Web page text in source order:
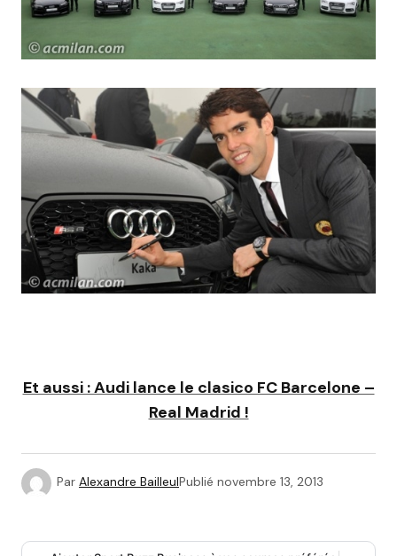
Et aussi : Audi lance le clasico FC Barcelone –
Real Madrid !
Par Alexandre BailleulPublié novembre 13, 2013